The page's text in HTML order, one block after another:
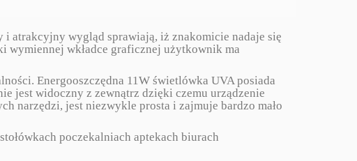
atrakcyjny wygląd sprawiają, iż znakomicie nadaje się
wymiennej wkładce graficznej użytkownik ma
Energooszczędna 11W świetlówka UVA posiada
jest widoczny z zewnątrz dzięki czemu urządzenie
narzędzi, jest niezwykle prosta i zajmuje bardzo mało
poczekalniach aptekach biurach